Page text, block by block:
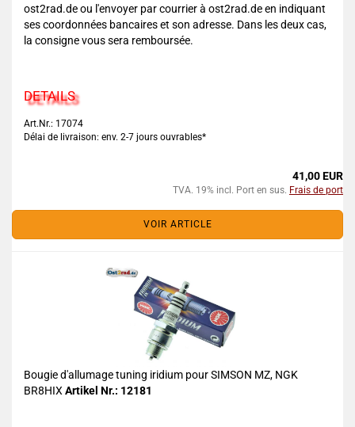
ost2rad.de ou l'envoyer par courrier à ost2rad.de en indiquant
ses coordonnées bancaires et son adresse. Dans les deux cas,
la consigne vous sera remboursée.
DETAILS
Art.Nr.: 17074
Délai de livraison: env. 2-7 jours ouvrables*
41,00 EUR
TVA. 19% incl. Port en sus. Frais de port
VOIR ARTICLE
Bougie d'allumage tuning iridium pour SIMSON MZ, NGK
BR8HIX Artikel Nr.: 12181